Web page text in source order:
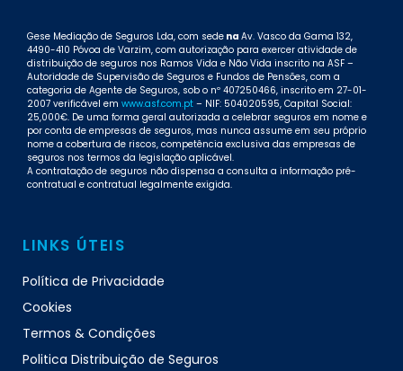
Gese Mediação de Seguros Lda, com sede na Av. Vasco da Gama 132,
4490-410 Póvoa de Varzim, com autorização para exercer atividade de
distribuição de seguros nos Ramos Vida e Não Vida inscrito na ASF –
Autoridade de Supervisão de Seguros e Fundos de Pensões, com a
categoria de Agente de Seguros, sob o nº 407250466, inscrito em 27-01-
2007 verificável em www.asf.com.pt – NIF: 504020595, Capital Social:
25,000€. De uma forma geral autorizada a celebrar seguros em nome e
por conta de empresas de seguros, mas nunca assume em seu próprio
nome a cobertura de riscos, competência exclusiva das empresas de
seguros nos termos da legislação aplicável.
A contratação de seguros não dispensa a consulta a informação pré-
contratual e contratual legalmente exigida.
LINKS ÚTEIS
Política de Privacidade
Cookies
Termos & Condições
Politica Distribuição de Seguros